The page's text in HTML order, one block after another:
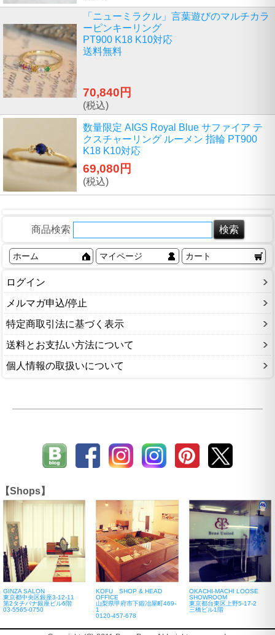
「ニューミラクル」言葉遊びのマルチカラ
ーピンキーリング
PT900 K18 K10対応
送料無料
70,840円
(税込)
数量限定 AIGS Royal Blue サファイア テ
クスチャーリング ルーメン 指輪 PT900
K18 K10対応
69,080円
(税込)
商品検索
ホーム マイページ カート
ログイン
メルマガ申込/停止
特定商取引法に基づく表示
送料とお支払い方法について
個人情報の取扱いについて
【Shops】
GINZA SALON
東京都中央区銀座3-12-11
第2タチバナ銀座ビル6階
03-5565-0750
KOFU SHOP & HEAD
OFFICE
山梨県甲府市下鍛冶屋町469-
1
0120-457-678
OKACHI-MACHI LOOSE
SHOWROOM
東京都台東区上野5-17-2
三橋ビル1階